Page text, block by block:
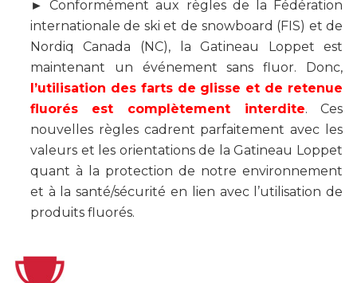
► Conformément aux règles de la Fédération
internationale de ski et de snowboard (FIS) et de
Nordiq Canada (NC), la Gatineau Loppet est
maintenant un événement sans fluor. Donc,
l’utilisation des farts de glisse et de retenue
fluorés est complètement interdite. Ces
nouvelles règles cadrent parfaitement avec les
valeurs et les orientations de la Gatineau Loppet
quant à la protection de notre environnement
et à la santé/sécurité en lien avec l’utilisation de
produits fluorés.